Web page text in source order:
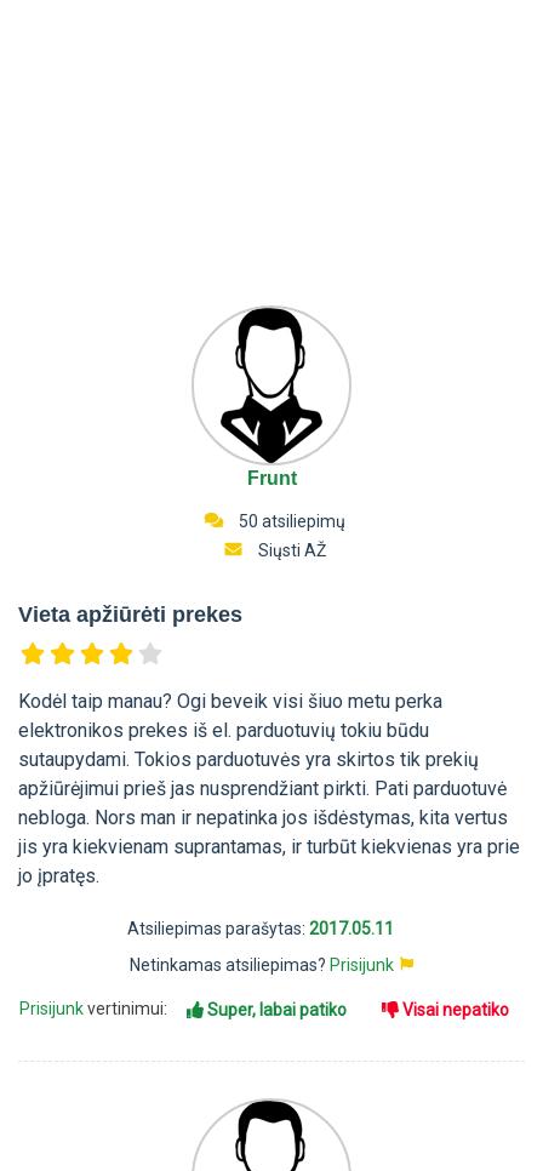
Frunt
50 atsiliepimų
Siųsti AŽ
Vieta apžiūrėti prekes
Kodėl taip manau? Ogi beveik visi šiuo metu perka
elektronikos prekes iš el. parduotuvių tokiu būdu
sutaupydami. Tokios parduotuvės yra skirtos tik prekių
apžiūrėjimui prieš jas nusprendžiant pirkti. Pati parduotuvė
nebloga. Nors man ir nepatinka jos išdėstymas, kita vertus
jis yra kiekvienam suprantamas, ir turbūt kiekvienas yra prie
jo įpratęs.
Atsiliepimas parašytas: 2017.05.11
Netinkamas atsiliepimas? Prisijunk
Prisijunkvertinimui: Super, labai patiko Visai nepatiko